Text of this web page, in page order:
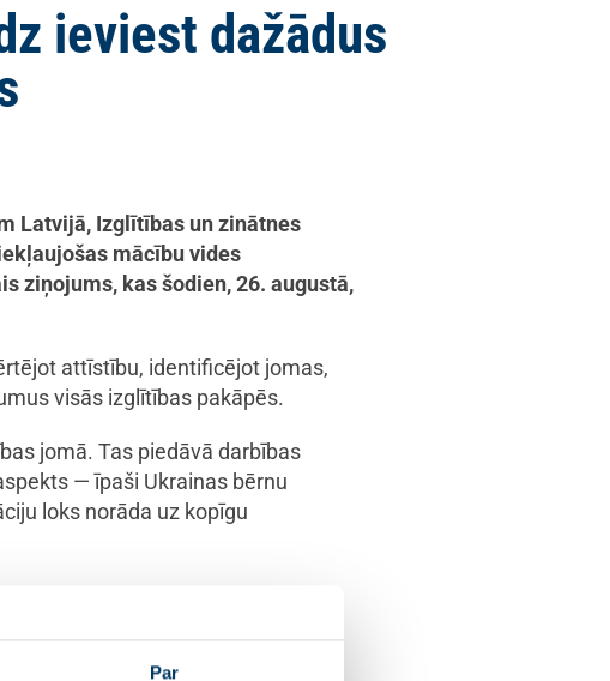
Par
ieviest dažādus
Latvijā, Izglītības un zinātnes
mācību vides
ziņojums, kas šodien, 26. augustā,
attīstību, identificējot jomas,
visās izglītības pakāpēs.
jomā. Tas piedāvā darbības
— īpaši Ukrainas bērnu
loks norāda uz kopīgu
kvalitatīvu izglītību neatkarīgi no
– vairāk speciālistu, labāk